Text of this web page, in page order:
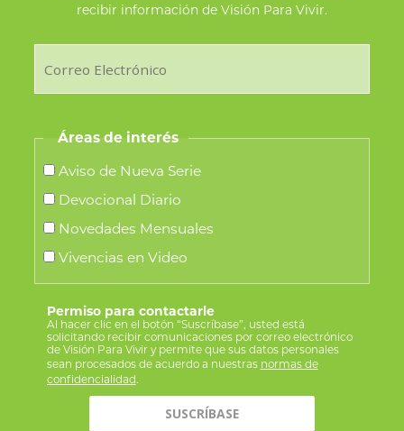
recibir información de Visión Para Vivir.
Áreas de interés
Aviso de Nueva Serie
Devocional Diario
Novedades Mensuales
Vivencias en Video
Permiso para contactarle
Al hacer clic en el botón “Suscríbase”, usted está
solicitando recibir comunicaciones por correo electrónico
de Visión Para Vivir y permite que sus datos personales
sean procesados de acuerdo a nuestras normas de
confidencialidad.